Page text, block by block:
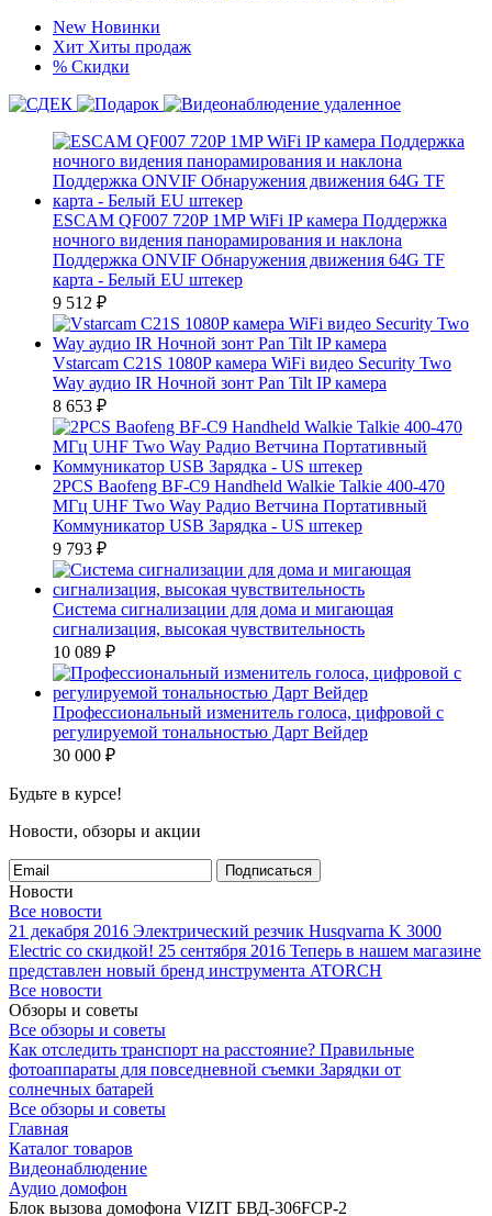
New Новинки
Хит Хиты продаж
% Скидки
ESCAM QF007 720P 1MP WiFi IP камера Поддержка
ночного видения панорамирования и наклона
Поддержка ONVIF Обнаружения движения 64G TF
карта - Белый EU штекер
9 512 ₽
Vstarcam C21S 1080P камера WiFi видео Security Two
Way аудио IR Ночной зонт Pan Tilt IP камера
8 653 ₽
2PCS Baofeng BF-C9 Handheld Walkie Talkie 400-470
МГц UHF Two Way Радио Ветчина Портативный
Коммуникатор USB Зарядка - US штекер
9 793 ₽
Система сигнализации для дома и мигающая
сигнализация, высокая чувствительность
10 089 ₽
Профессиональный изменитель голоса, цифровой с
регулируемой тональностью Дарт Вейдер
30 000 ₽
Будьте в курсе!
Новости, обзоры и акции
Подписаться
Новости
Все новости
21 декабря 2016 Электрический резчик Husqvarna K 3000
Electric со скидкой! 25 сентября 2016 Теперь в нашем магазине
представлен новый бренд инструмента ATORCH
Все новости
Обзоры и советы
Все обзоры и советы
Как отследить транспорт на расстояние? Правильные
фотоаппараты для повседневной съемки Зарядки от
солнечных батарей
Все обзоры и советы
Главная
Каталог товаров
Видеонаблюдение
Аудио домофон
Блок вызова домофона VIZIT БВД-306FCP-2